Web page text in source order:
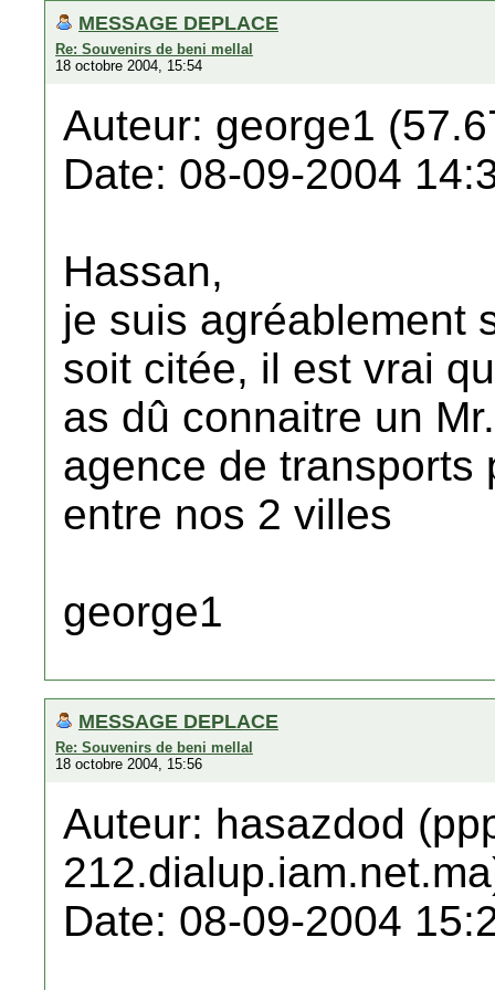
MESSAGE DEPLACE
Re: Souvenirs de beni mellal
18 octobre 2004, 15:54
Auteur: george1
Date: 08-09-2004
Hassan,
je suis agréablement
soit citée, il est vrai
as dû connaitre un
agence de transports
entre nos 2 villes
george1
MESSAGE DEPLACE
Re: Souvenirs de beni mellal
18 octobre 2004, 15:56
Auteur: hasazdod
Date: 08-09-2004